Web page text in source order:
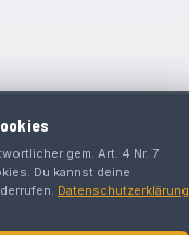
gem. Art. 4 Nr. 7
Du kannst deine
Datenschutzerklärung